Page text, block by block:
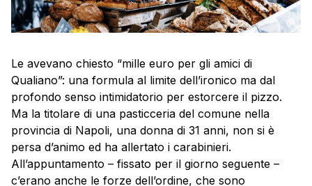
Le avevano chiesto “mille euro per gli amici di
Qualiano”: una formula al limite dell’ironico ma dal
profondo senso intimidatorio per estorcere il pizzo.
Ma la titolare di una pasticceria del comune nella
provincia di Napoli, una donna di 31 anni, non si è
persa d’animo ed ha allertato i carabinieri.
All’appuntamento – fissato per il giorno seguente –
c’erano anche le forze dell’ordine, che sono